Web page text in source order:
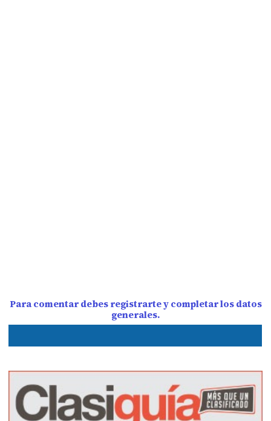
Para comentar debes registrarte y completar los datos
generales.